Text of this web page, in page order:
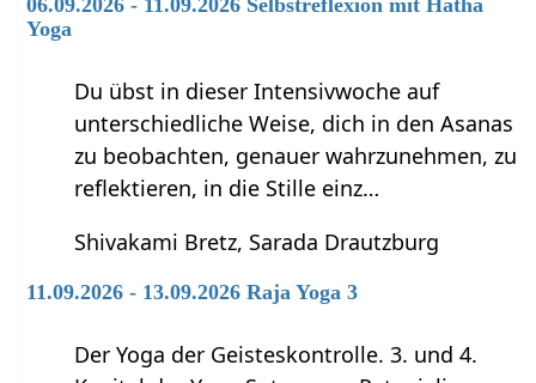
06.09.2026 - 11.09.2026 Selbstreflexion mit Hatha
Yoga
Du übst in dieser Intensivwoche auf
unterschiedliche Weise, dich in den Asanas
zu beobachten, genauer wahrzunehmen, zu
reflektieren, in die Stille einz…
Shivakami Bretz, Sarada Drautzburg
11.09.2026 - 13.09.2026 Raja Yoga 3
Der Yoga der Geisteskontrolle. 3. und 4.